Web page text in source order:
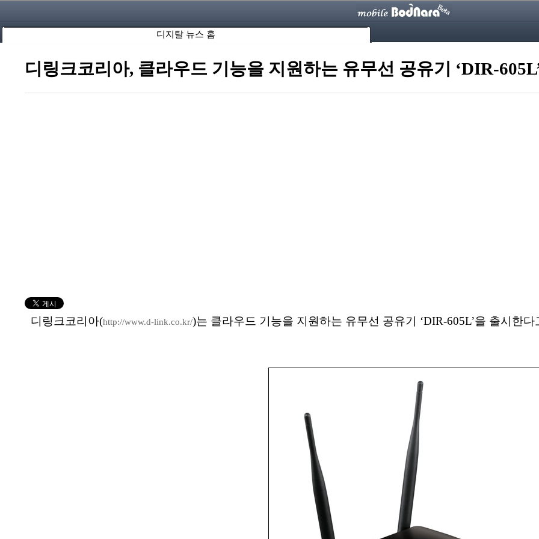
디지탈 뉴스 홈
디링크코리아, 클라우드 기능을 지원하는 유무선 공유기 ‘DIR-
디링크코리아(http://www.d-link.co.kr/)는 클라우드 기능을 지원하는 유무선 공유기 ‘DIR-605L’을 출시한다